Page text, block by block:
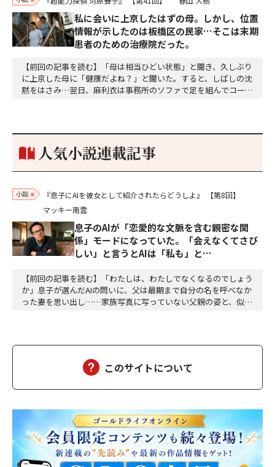
私に会いに上京したはずの母。しかし、位置
情報が示したのは板橋区の民家…そこは末期
患者のための治療院だった。
【前回の記事を読む】「母は相当ひどい状態」と聞き、久しぶり
に上京した母に「健康だよね？」と聞いた。すると、しばしの沈
黙をはさみ…翌日、麻利衣は事務所のソファで足を組んでコーヒ
個のサイコロが握られていた。「やはり私はあなたの超…
人気小説連載記事
小説 『息子にAIを彼女として紹介されたらどうしよ』
【第8回】
マッキー南雲
息子のAIが「恋愛的な文脈を含む親密な関
係」モードになっていた。「会えなくてさび
しい」と言うとAIは「私も」と…
【前回の記事を読む】「わたしは、わたしでなくなるのでしょう
か」息子が選んだAIの問いに、父は最期まで自分の名を呼べなか
った妻を思い出し……家族写真に写っていない父親の姿と、似て
しだけ目を伏せた。「ただ、アラタさんが、わたしの名…
このサイトについて